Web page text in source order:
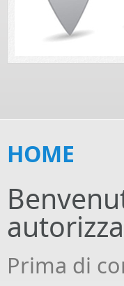
HOME
Prima di